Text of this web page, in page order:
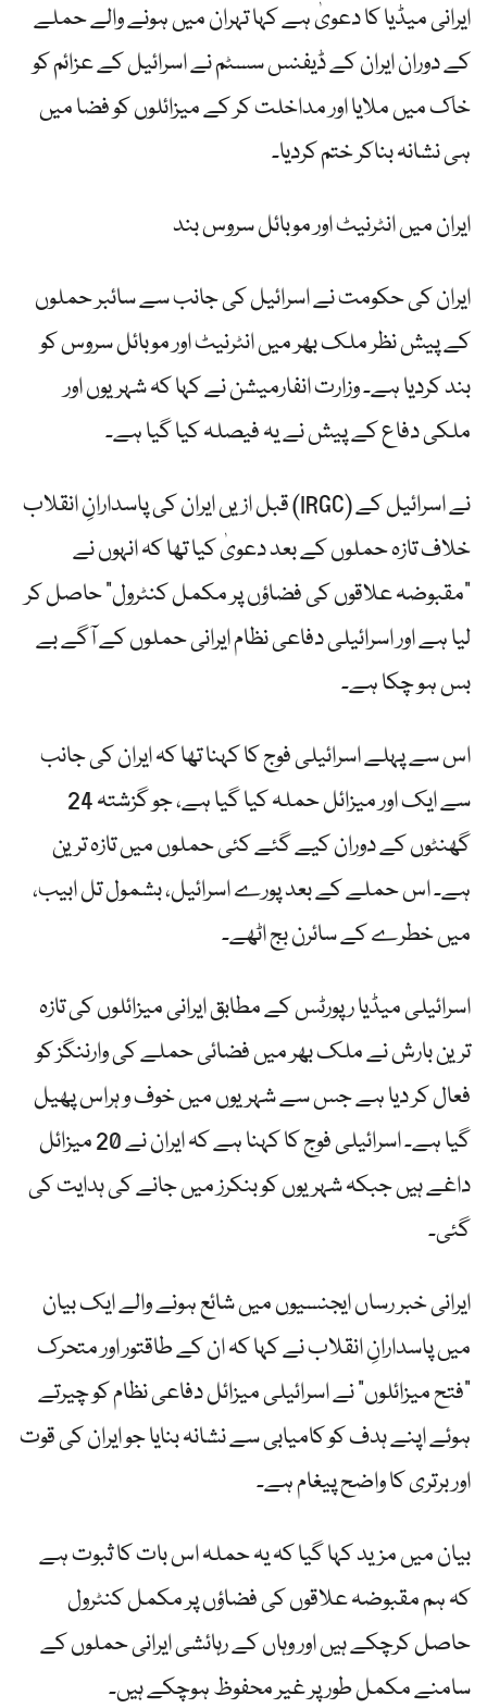
ایرانی میڈیا کا دعویٰ ہے کہا تہران میں ہونے والے حملے
کے دوران ایران کے ڈیفنس سسٹم نے اسرائیل کے عزائم کو
خاک میں ملایا اور مداخلت کر کے میزائلوں کو فضا میں
ہی نشانہ بناکر ختم کردیا۔
ایران میں انٹرنیٹ اور موبائل سروس بند
ایران کی حکومت نے اسرائیل کی جانب سے سائبر حملوں
کے پیش نظر ملک بھر میں انٹرنیٹ اور موبائل سروس کو
بند کردیا ہے۔ وزارت انفارمیشن نے کہا کہ شہریوں اور
ملکی دفاع کے پیش نے یہ فیصلہ کیا گیا ہے۔
قبل ازیں ایران کی پاسدارانِ انقلاب (IRGC) نے اسرائیل کے
خلاف تازہ حملوں کے بعد دعویٰ کیا تھا کہ انہوں نے
“مقبوضہ علاقوں کی فضاؤں پر مکمل کنٹرول” حاصل کر
لیا ہے اور اسرائیلی دفاعی نظام ایرانی حملوں کے آگے بے
بس ہو چکا ہے۔
اس سے پہلے اسرائیلی فوج کا کہنا تھا کہ ایران کی جانب
سے ایک اور میزائل حملہ کیا گیا ہے، جو گزشتہ 24
گھنٹوں کے دوران کیے گئے کئی حملوں میں تازہ ترین
ہے۔ اس حملے کے بعد پورے اسرائیل، بشمول تل ابیب،
میں خطرے کے سائرن بج اٹھے۔
اسرائیلی میڈیا رپورٹس کے مطابق ایرانی میزائلوں کی تازہ
ترین بارش نے ملک بھر میں فضائی حملے کی وارننگز کو
فعال کر دیا ہے جس سے شہریوں میں خوف و ہراس پھیل
گیا ہے۔ اسرائیلی فوج کا کہنا ہے کہ ایران نے 20 میزائل
داغے ہیں جبکہ شہریوں کو بنکرز میں جانے کی ہدایت کی
گئی۔
ایرانی خبر رساں ایجنسیوں میں شائع ہونے والے ایک بیان
میں پاسدارانِ انقلاب نے کہا کہ ان کے طاقتور اور متحرک
“فتح میزائلوں” نے اسرائیلی میزائل دفاعی نظام کو چیرتے
ہوئے اپنے ہدف کو کامیابی سے نشانہ بنایا جو ایران کی قوت
اور برتری کا واضح پیغام ہے۔
بیان میں مزید کہا گیا کہ یہ حملہ اس بات کا ثبوت ہے
کہ ہم مقبوضہ علاقوں کی فضاؤں پر مکمل کنٹرول
حاصل کرچکے ہیں اور وہاں کے رہائشی ایرانی حملوں کے
سامنے مکمل طور پر غیر محفوظ ہوچکے ہیں۔